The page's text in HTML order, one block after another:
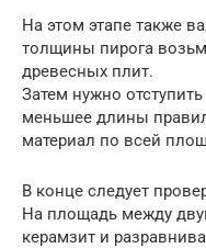
На этом этапе также
толщины пирога
древесных плит.
Затем нужно
меньшее длины
материал по всей
В конце следует
На площадь между
керамзит и